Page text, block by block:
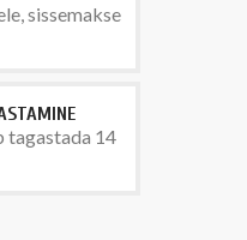
sissemakse
tagastada 14